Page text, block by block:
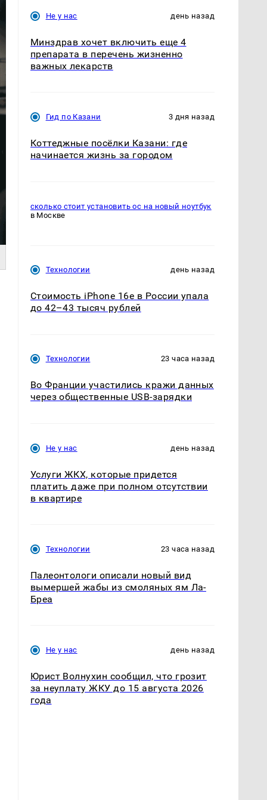
Не у нас день назад
Минздрав хочет включить еще 4
препарата в перечень жизненно
важных лекарств
Гид по Казани 3 дня назад
Коттеджные посёлки Казани: где
начинается жизнь за городом
сколько стоит установить ос на новый ноутбук
в Москве
Технологии день назад
Стоимость iPhone 16e в России упала
до 42–43 тысяч рублей
Технологии 23 часа назад
Во Франции участились кражи данных
через общественные USB-зарядки
Не у нас день назад
Услуги ЖКХ, которые придется
платить даже при полном отсутствии
в квартире
Технологии 23 часа назад
Палеонтологи описали новый вид
вымершей жабы из смоляных ям Ла-
Бреа
Не у нас день назад
Юрист Волнухин сообщил, что грозит
за неуплату ЖКУ до 15 августа 2026
года